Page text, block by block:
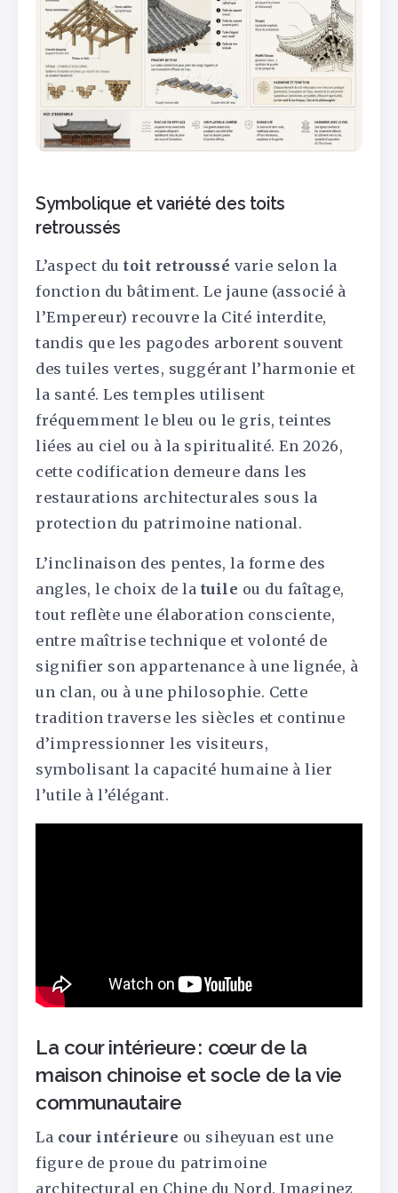
Symbolique et variété des toits
retroussés
L’aspect du toit retroussé varie selon la
fonction du bâtiment. Le jaune (associé à
l’Empereur) recouvre la Cité interdite,
tandis que les pagodes arborent souvent
des tuiles vertes, suggérant l’harmonie et
la santé. Les temples utilisent
fréquemment le bleu ou le gris, teintes
liées au ciel ou à la spiritualité. En 2026,
cette codification demeure dans les
restaurations architecturales sous la
protection du patrimoine national.
L’inclinaison des pentes, la forme des
angles, le choix de la tuile ou du faîtage,
tout reflète une élaboration consciente,
entre maîtrise technique et volonté de
signifier son appartenance à une lignée, à
un clan, ou à une philosophie. Cette
tradition traverse les siècles et continue
d’impressionner les visiteurs,
symbolisant la capacité humaine à lier
l’utile à l’élégant.
La cour intérieure : cœur de la
maison chinoise et socle de la vie
communautaire
La cour intérieure ou siheyuan est une
figure de proue du patrimoine
architectural en Chine du Nord. Imaginez